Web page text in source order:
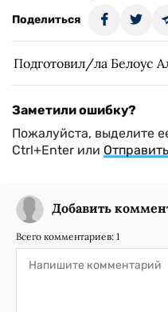
Поделиться
Подготовил/ла Белоус
Заметили ошибку?
Пожалуйста, выделите
Ctrl+Enter или
Добавить
Всего комментариев: 1